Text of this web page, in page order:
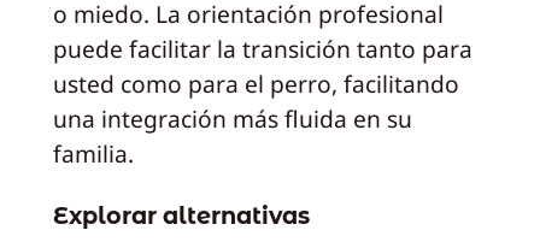
o miedo. La orientación profesional
puede facilitar la transición tanto para
usted como para el perro, facilitando
una integración más fluida en su
familia.
Explorar alternativas